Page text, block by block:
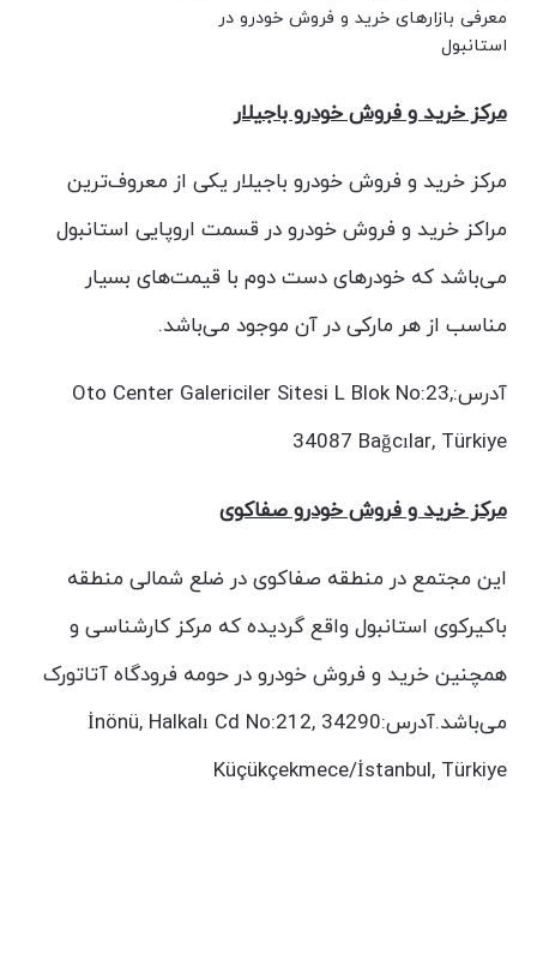
معرفی بازارهای خرید و فروش خودرو در
استانبول
مرکز خرید و فروش خودرو باجیلار
مرکز خرید و فروش خودرو باجیلار یکی از معروف‌ترین
مراکز خرید و فروش خودرو در قسمت اروپایی استانبول
می‌باشد که خودرهای دست دوم با قیمت‌های بسیار
مناسب از هر مارکی در آن موجود می‌باشد.
آدرس:Oto Center Galericiler Sitesi L Blok No:23,
34087 Bağcılar, Türkiye
مرکز خرید و فروش خودرو صفاکوی
این مجتمع در منطقه صفاکوی در ضلع شمالی منطقه
باکیرکوی استانبول واقع گردیده که مرکز کارشناسی و
همچنین خرید و فروش خودرو در حومه فرودگاه آتاتورک
می‌باشد.آدرس:İnönü, Halkalı Cd No:212, 34290
Küçükçekmece/İstanbul, Türkiye